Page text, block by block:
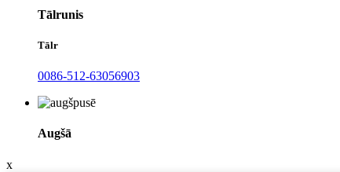
Tālrunis
Tālr
0086-512-63056903
Augšā
x